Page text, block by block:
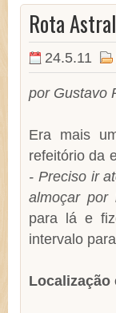
Rota
24.5.11
por Gustavo
Era mais
refeitório da
- Preciso ir
almoçar por
para lá e
intervalo
Localização